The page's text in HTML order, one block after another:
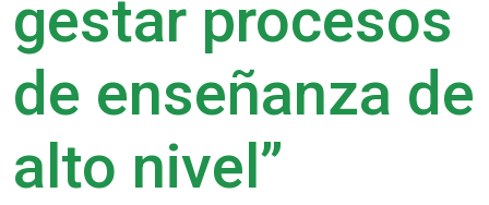
gestar procesos
de enseñanza de
alto nivel”